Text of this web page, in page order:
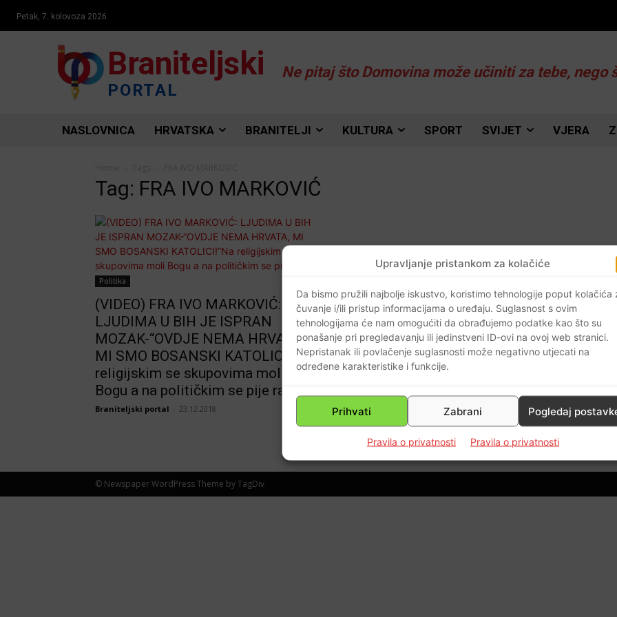
Upravljanje pristankom za kolačiće
Da bismo pružili najbolje iskustvo, koristimo tehnologije poput kolačića
čuvanje i/ili pristup informacijama o uređaju. Suglasnost s ovim
tehnologijama će nam omogućiti da obrađujemo podatke kao što su
ponašanje pri pregledavanju ili jedinstveni ID-ovi na ovoj web stranici.
Nepristanak ili povlačenje suglasnosti može negativno utjecati na
određene karakteristike i funkcije.
Prihvati Zabrani Pogledaj
Pravila o privatnosti Pravila o privatnosti
Petak, 7. kolovoza 2026.
Braniteljski
PORTAL
Ne pitaj što Domovina može učiniti za tebe, nego
NASLOVNICA HRVATSKA BRANITELJI KULTURA SPORT SVIJET VJERA
Tag: FRA IVO MARKOVIĆ
Politika
(VIDEO) FRA IVO MARKOVIĆ:
LJUDIMA U BIH JE ISPRAN
MOZAK-“OVDJE NEMA HRVATA,
MI SMO BOSANSKI KATOLICI!”Na
religijskim se skupovima moli
Bogu a na političkim se pije rakija!
Braniteljski portal 23.12.2018
© Newspaper WordPress Theme by TagDiv